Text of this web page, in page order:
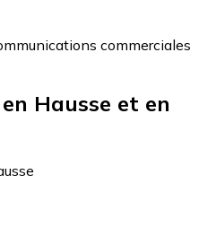
commerciales
Hausse et en